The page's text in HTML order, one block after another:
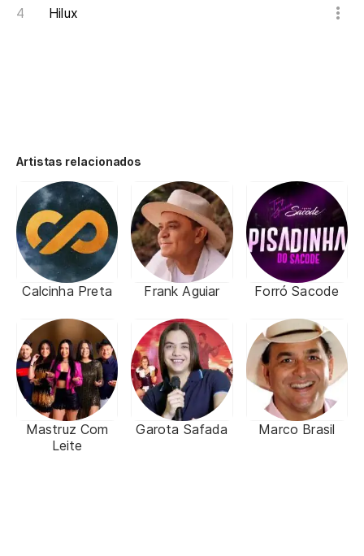
Hilux
Artistas relacionados
Calcinha Preta Frank Aguiar Forró Sacode
Mastruz Com
Leite
Garota Safada Marco Brasil